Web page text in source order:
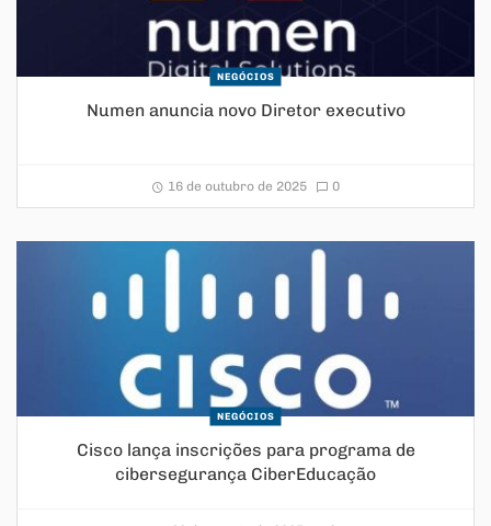
NEGÓCIOS
Numen anuncia novo Diretor executivo
16 de outubro de 2025 0
NEGÓCIOS
Cisco lança inscrições para programa de
cibersegurança CiberEducação